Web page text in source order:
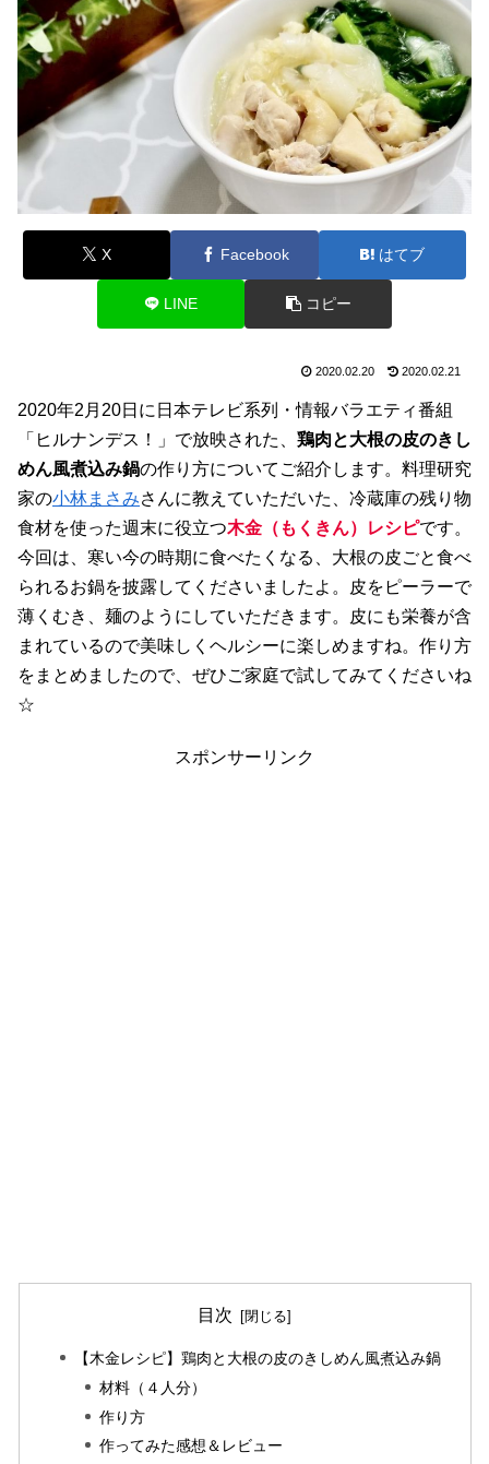
X Facebook はてブ
LINE コピー
2020.02.20 2020.02.21
2020年2月20日に日本テレビ系列・情報バラエティ番組
「ヒルナンデス！」で放映された、 鶏肉と大根の皮のきし
めん風煮込み鍋の作り方についてご紹介します。料理研究
家の小林まさみさんに教えていただいた、冷蔵庫の残り物
食材を使った週末に役立つ木金（もくきん）レシピです。
今回は、寒い今の時期に食べたくなる、大根の皮ごと食べ
られるお鍋を披露してくださいましたよ。皮をピーラーで
薄くむき、麺のようにしていただきます。皮にも栄養が含
まれているので美味しくヘルシーに楽しめますね。作り方
をまとめましたので、ぜひご家庭で試してみてくださいね
☆
スポンサーリンク
目次
【木金レシピ】鶏肉と大根の皮のきしめん風煮込み鍋
材料（４人分）
作り方
作ってみた感想＆レビュー